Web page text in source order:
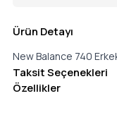
Ürün Detayı
New Balance 740
Taksit Seçenekleri
Özellikler